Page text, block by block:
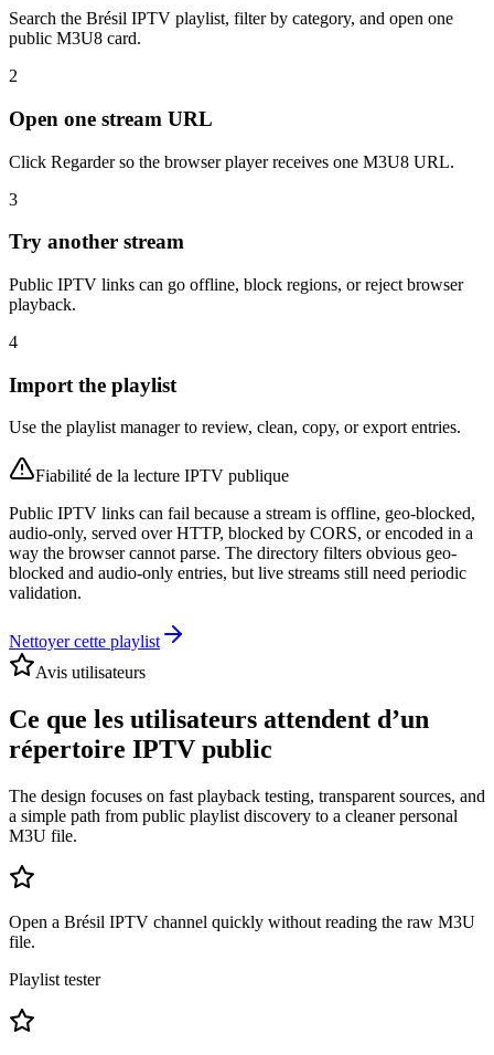
Search the Brésil IPTV playlist, filter by category, and open one
public M3U8 card.
2
Open one stream URL
Click Regarder so the browser player receives one M3U8 URL.
3
Try another stream
Public IPTV links can go offline, block regions, or reject browser
playback.
4
Import the playlist
Use the playlist manager to review, clean, copy, or export entries.
Fiabilité de la lecture IPTV publique
Public IPTV links can fail because a stream is offline, geo-blocked,
audio-only, served over HTTP, blocked by CORS, or encoded in a
way the browser cannot parse. The directory filters obvious geo-
blocked and audio-only entries, but live streams still need periodic
validation.
Nettoyer cette playlist
Avis utilisateurs
Ce que les utilisateurs attendent d’un
répertoire IPTV public
The design focuses on fast playback testing, transparent sources, and
a simple path from public playlist discovery to a cleaner personal
M3U file.
Open a Brésil IPTV channel quickly without reading the raw M3U
file.
Playlist tester